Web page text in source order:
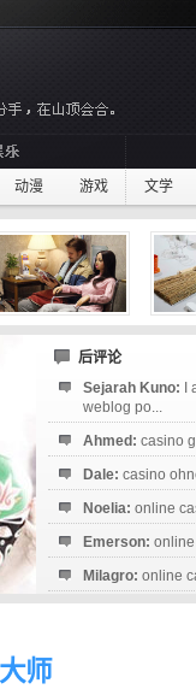
动漫 游戏 文学
后评论
Sejarah Kuno:
weblog po...
Ahmed: casino
Dale: casino
Noelia: online
Emerson:
Milagro: online
师